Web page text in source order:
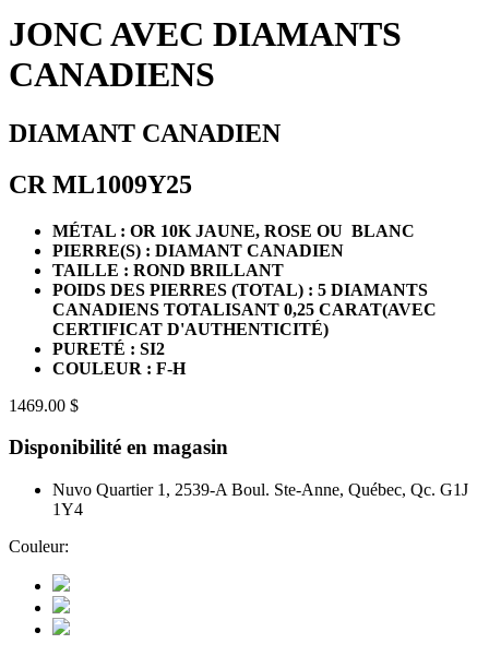
JONC AVEC DIAMANTS
CANADIENS
DIAMANT CANADIEN
CR ML1009Y25
MÉTAL : OR 10K JAUNE, ROSE OU BLANC
PIERRE(S) : DIAMANT CANADIEN
TAILLE : ROND BRILLANT
POIDS DES PIERRES (TOTAL) : 5 DIAMANTS
CANADIENS TOTALISANT 0,25 CARAT(AVEC
CERTIFICAT D'AUTHENTICITÉ)
PURETÉ : SI2
COULEUR : F-H
1469.00 $
Disponibilité en magasin
Nuvo Quartier 1, 2539-A Boul. Ste-Anne, Québec, Qc. G1J
1Y4
Couleur: